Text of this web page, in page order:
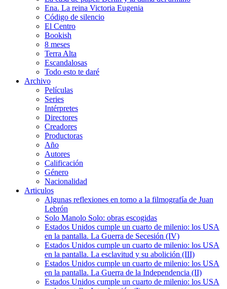
Ena. La reina Victoria Eugenia
Código de silencio
El Centro
Bookish
8 meses
Terra Alta
Escandalosas
Todo esto te daré
Archivo
Películas
Series
Intérpretes
Directores
Creadores
Productoras
Año
Autores
Calificación
Género
Nacionalidad
Articulos
Algunas reflexiones en torno a la filmografía de Juan
Lebrón
Solo Manolo Solo: obras escogidas
Estados Unidos cumple un cuarto de milenio: los USA
en la pantalla. La Guerra de Secesión (IV)
Estados Unidos cumple un cuarto de milenio: los USA
en la pantalla. La esclavitud y su abolición (III)
Estados Unidos cumple un cuarto de milenio: los USA
en la pantalla. La Guerra de la Independencia (II)
Estados Unidos cumple un cuarto de milenio: los USA